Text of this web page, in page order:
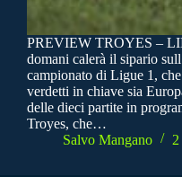
PREVIEW TROYES –
domani calerà il sipario
campionato di Ligue 1,
verdetti in chiave sia
delle dieci partite in
Troyes, che…
Salvo Mangano